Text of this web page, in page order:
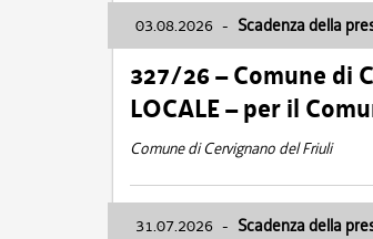
03.08.2026 - Scadenza della
327/26 – Comune di
LOCALE – per il
Comune di Cervignano del Friuli
31.07.2026 - Scadenza della